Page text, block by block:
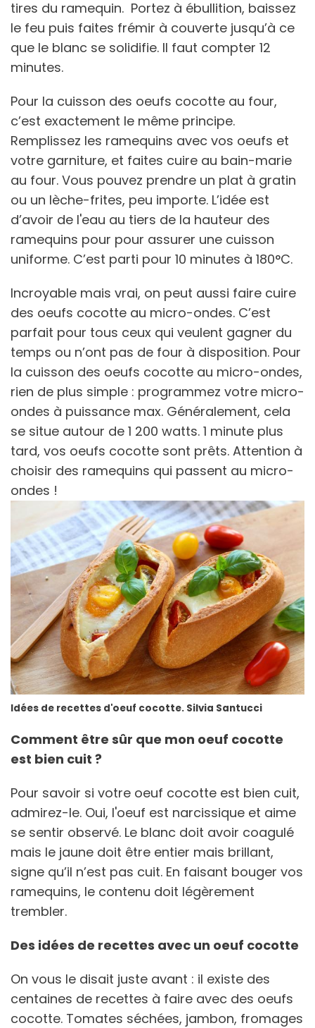
tires du ramequin. Portez à ébullition, baissez
le feu puis faites frémir à couverte jusqu’à ce
que le blanc se solidifie. Il faut compter 12
minutes.
Pour la cuisson des oeufs cocotte au four,
c’est exactement le même principe.
Remplissez les ramequins avec vos oeufs et
votre garniture, et faites cuire au bain-marie
au four. Vous pouvez prendre un plat à gratin
ou un lèche-frites, peu importe. L’idée est
d’avoir de l'eau au tiers de la hauteur des
ramequins pour pour assurer une cuisson
uniforme. C’est parti pour 10 minutes à 180°C.
Incroyable mais vrai, on peut aussi faire cuire
des oeufs cocotte au micro-ondes. C’est
parfait pour tous ceux qui veulent gagner du
temps ou n’ont pas de four à disposition. Pour
la cuisson des oeufs cocotte au micro-ondes,
rien de plus simple : programmez votre micro-
ondes à puissance max. Généralement, cela
se situe autour de 1 200 watts. 1 minute plus
tard, vos oeufs cocotte sont prêts. Attention à
choisir des ramequins qui passent au micro-
ondes !
Idées de recettes d'oeuf cocotte. Silvia Santucci
Comment être sûr que mon oeuf cocotte
est bien cuit ?
Pour savoir si votre oeuf cocotte est bien cuit,
admirez-le. Oui, l'oeuf est narcissique et aime
se sentir observé. Le blanc doit avoir coagulé
mais le jaune doit être entier mais brillant,
signe qu’il n’est pas cuit. En faisant bouger vos
ramequins, le contenu doit légèrement
trembler.
Des idées de recettes avec un oeuf cocotte
On vous le disait juste avant : il existe des
centaines de recettes à faire avec des oeufs
cocotte. Tomates séchées, jambon, fromages